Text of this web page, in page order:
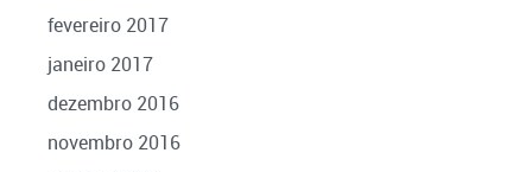
fevereiro 2017
janeiro 2017
dezembro 2016
novembro 2016